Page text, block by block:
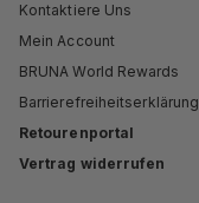
Kontaktiere Uns
Mein Account
BRUNA World Rewards
Barrierefreiheitserklärung
Retourenportal
Vertrag widerrufen